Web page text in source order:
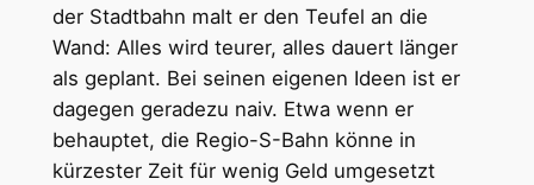
der Stadtbahn malt er den Teufel an die
Wand: Alles wird teurer, alles dauert länger
als geplant. Bei seinen eigenen Ideen ist er
dagegen geradezu naiv. Etwa wenn er
behauptet, die Regio-S-Bahn könne in
kürzester Zeit für wenig Geld umgesetzt